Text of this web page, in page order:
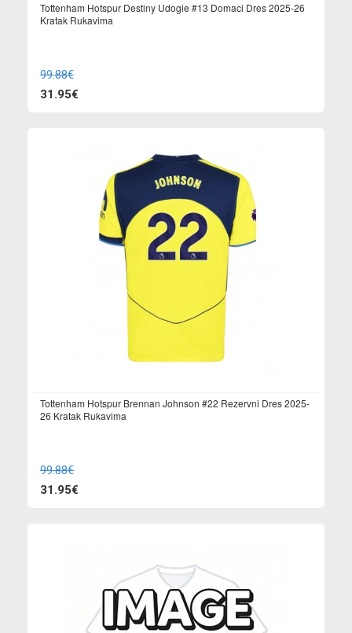
Tottenham Hotspur Destiny Udogie #13 Domaci Dres 2025-26
Kratak Rukavima
99.88€
31.95€
Tottenham Hotspur Brennan Johnson #22 Rezervni Dres 2025-
26 Kratak Rukavima
99.88€
31.95€